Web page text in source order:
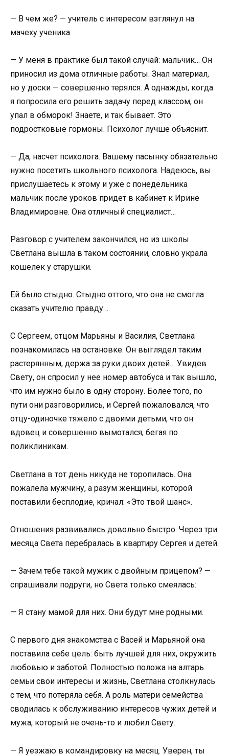
— В чем же? — учитель с интересом взглянул на
мачеху ученика.
— У меня в практике был такой случай: мальчик… Он
приносил из дома отличные работы. Знал материал,
но у доски — совершенно терялся. А однажды, когда
я попросила его решить задачу перед классом, он
упал в обморок! Знаете, и так бывает. Это
подростковые гормоны. Психолог лучше объяснит.
— Да, насчет психолога. Вашему пасынку обязательно
нужно посетить школьного психолога. Надеюсь, вы
прислушаетесь к этому и уже с понедельника
мальчик после уроков придет в кабинет к Ирине
Владимировне. Она отличный специалист…
Разговор с учителем закончился, но из школы
Светлана вышла в таком состоянии, словно украла
кошелек у старушки.
Ей было стыдно. Стыдно оттого, что она не смогла
сказать учителю правду…
С Сергеем, отцом Марьяны и Василия, Светлана
познакомилась на остановке. Он выглядел таким
растерянным, держа за руки двоих детей… Увидев
Свету, он спросил у нее номер автобуса и так вышло,
что им нужно было в одну сторону. Более того, по
пути они разговорились, и Сергей пожаловался, что
отцу-одиночке тяжело с двоими детьми, что он
вдовец и совершенно вымотался, бегая по
поликлиникам.
Светлана в тот день никуда не торопилась. Она
пожалела мужчину, а разум женщины, которой
поставили бесплодие, кричал: «Это твой шанс».
Отношения развивались довольно быстро. Через три
месяца Света перебралась в квартиру Сергея и детей.
— Зачем тебе такой мужик с двойным прицепом? —
спрашивали подруги, но Света только смеялась:
— Я стану мамой для них. Они будут мне родными.
С первого дня знакомства с Васей и Марьяной она
поставила себе цель: быть лучшей для них, окружить
любовью и заботой. Полностью положа на алтарь
семьи свои интересы и жизнь, Светлана столкнулась
с тем, что потеряла себя. А роль матери семейства
сводилась к обслуживанию интересов чужих детей и
мужа, который не очень-то и любил Свету.
— Я уезжаю в командировку на месяц. Уверен, ты